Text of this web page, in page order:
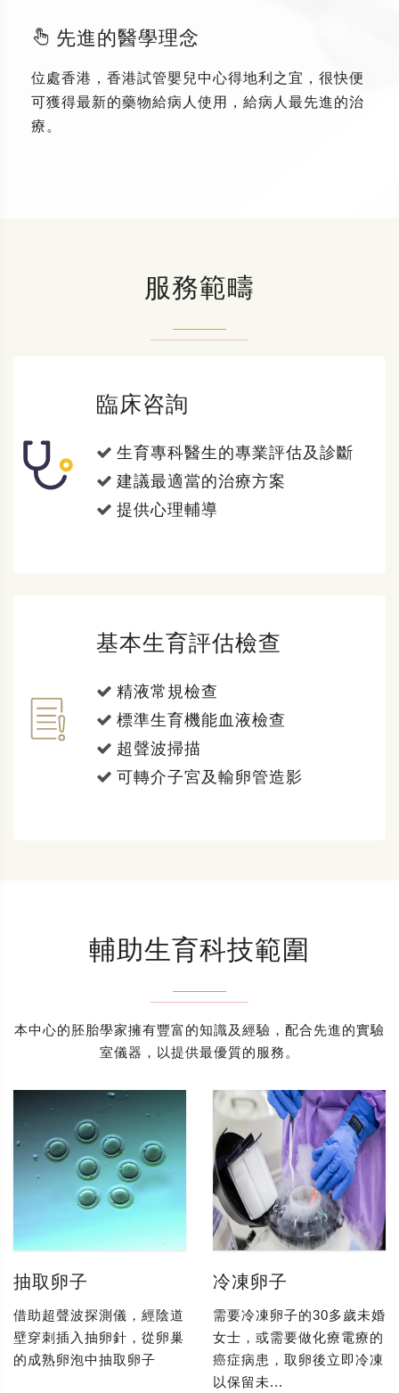
先進的醫學理念
位處香港，香港試管嬰兒中心得地利之宜，很快便
可獲得最新的藥物給病人使用，給病人最先進的治
療。
服務範疇
臨床咨詢
生育專科醫生的專業評估及診斷
建議最適當的治療方案
提供心理輔導
基本生育評估檢查
精液常規檢查
標準生育機能血液檢查
超聲波掃描
可轉介子宮及輸卵管造影
輔助生育科技範圍
本中心的胚胎學家擁有豐富的知識及經驗，配合先進的實驗
室儀器，以提供最優質的服務。
抽取卵子
借助超聲波探測儀，經陰道
壁穿刺插入抽卵針，從卵巢
的成熟卵泡中抽取卵子
冷凍卵子
需要冷凍卵子的30多歲未婚
女士，或需要做化療電療的
癌症病患，取卵後立即冷凍
以保留未...